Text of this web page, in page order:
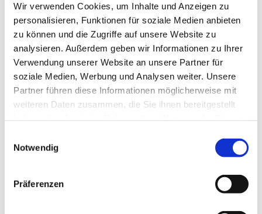
Wir verwenden Cookies, um Inhalte und Anzeigen zu
personalisieren, Funktionen für soziale Medien anbieten
zu können und die Zugriffe auf unsere Website zu
analysieren. Außerdem geben wir Informationen zu Ihrer
Verwendung unserer Website an unsere Partner für
soziale Medien, Werbung und Analysen weiter. Unsere
Partner führen diese Informationen möglicherweise mit
weiteren Daten zusammen, die Sie ihnen bereitgestellt
Notwendig
Präferenzen
Dies könnte Sie auch
interessieren